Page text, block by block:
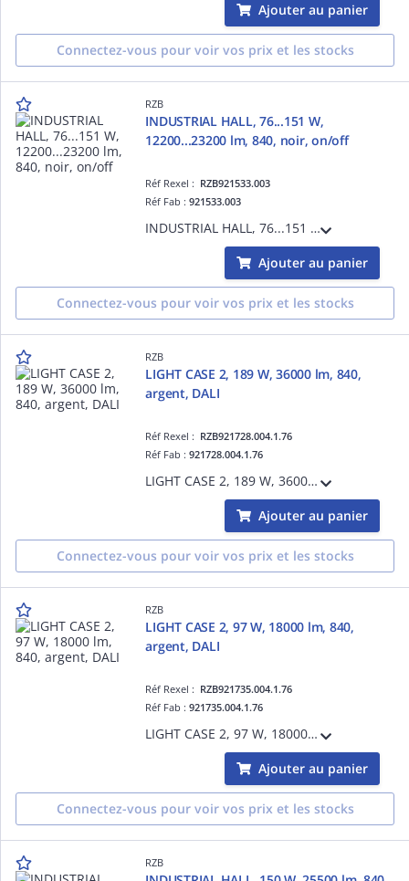
Ajouter au panier
Connectez-vous pour voir vos prix et les stocks
RZB
INDUSTRIAL HALL, 76...151 W,
12200...23200 lm, 840, noir, on/off
Réf Rexel : RZB921533.003
Réf Fab :921533.003
INDUSTRIAL HALL, 76...151 W, 12200...23200 lm, 840, noir, on/off, Projecteurs pour halls, D 380 H 150, 55°
Ajouter au panier
Connectez-vous pour voir vos prix et les stocks
RZB
LIGHT CASE 2, 189 W, 36000 lm, 840,
argent, DALI
Réf Rexel : RZB921728.004.1.76
Réf Fab :921728.004.1.76
LIGHT CASE 2, 189 W, 36000 lm, 840, argent, DALI, Projecteurs pour halls, L 534 B 495 H 115, 90°
Ajouter au panier
Connectez-vous pour voir vos prix et les stocks
RZB
LIGHT CASE 2, 97 W, 18000 lm, 840,
argent, DALI
Réf Rexel : RZB921735.004.1.76
Réf Fab :921735.004.1.76
LIGHT CASE 2, 97 W, 18000 lm, 840, argent, DALI, Projecteurs pour halls, L 534 B 192 H 115, 90°
Ajouter au panier
Connectez-vous pour voir vos prix et les stocks
RZB